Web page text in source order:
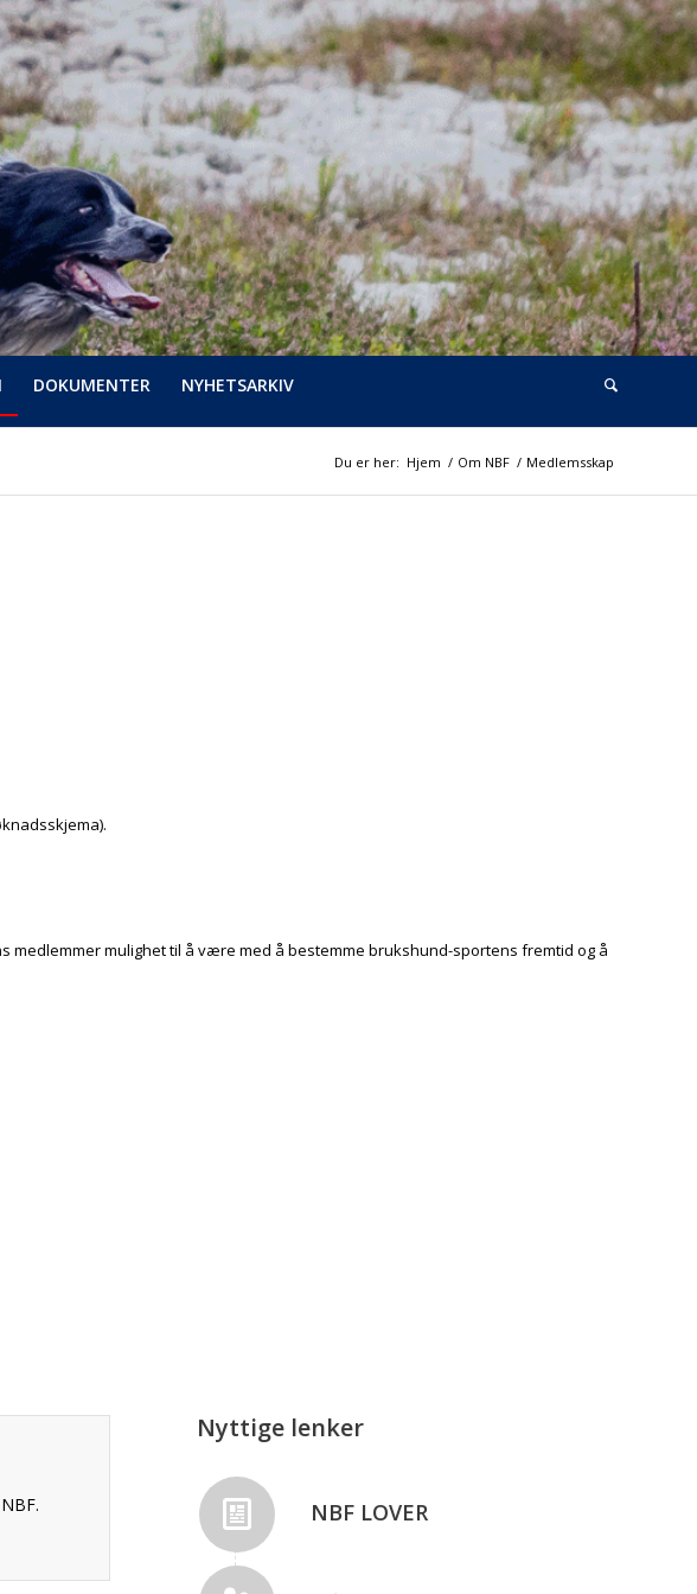
DOKUMENTER NYHETSARKIV
Du er her: Hjem / Om NBF / Medlemsskap
mulighet til å være med å bestemme brukshund-sportens fremtid og å
Nyttige lenker
NBF LOVER